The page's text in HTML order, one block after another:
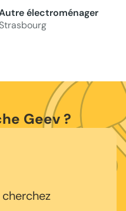
électroménager
Geev ?